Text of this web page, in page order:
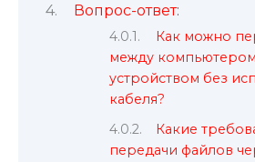
Вопрос-ответ:
Как можно
между
устройством без
кабеля?
Какие
передачи файлов